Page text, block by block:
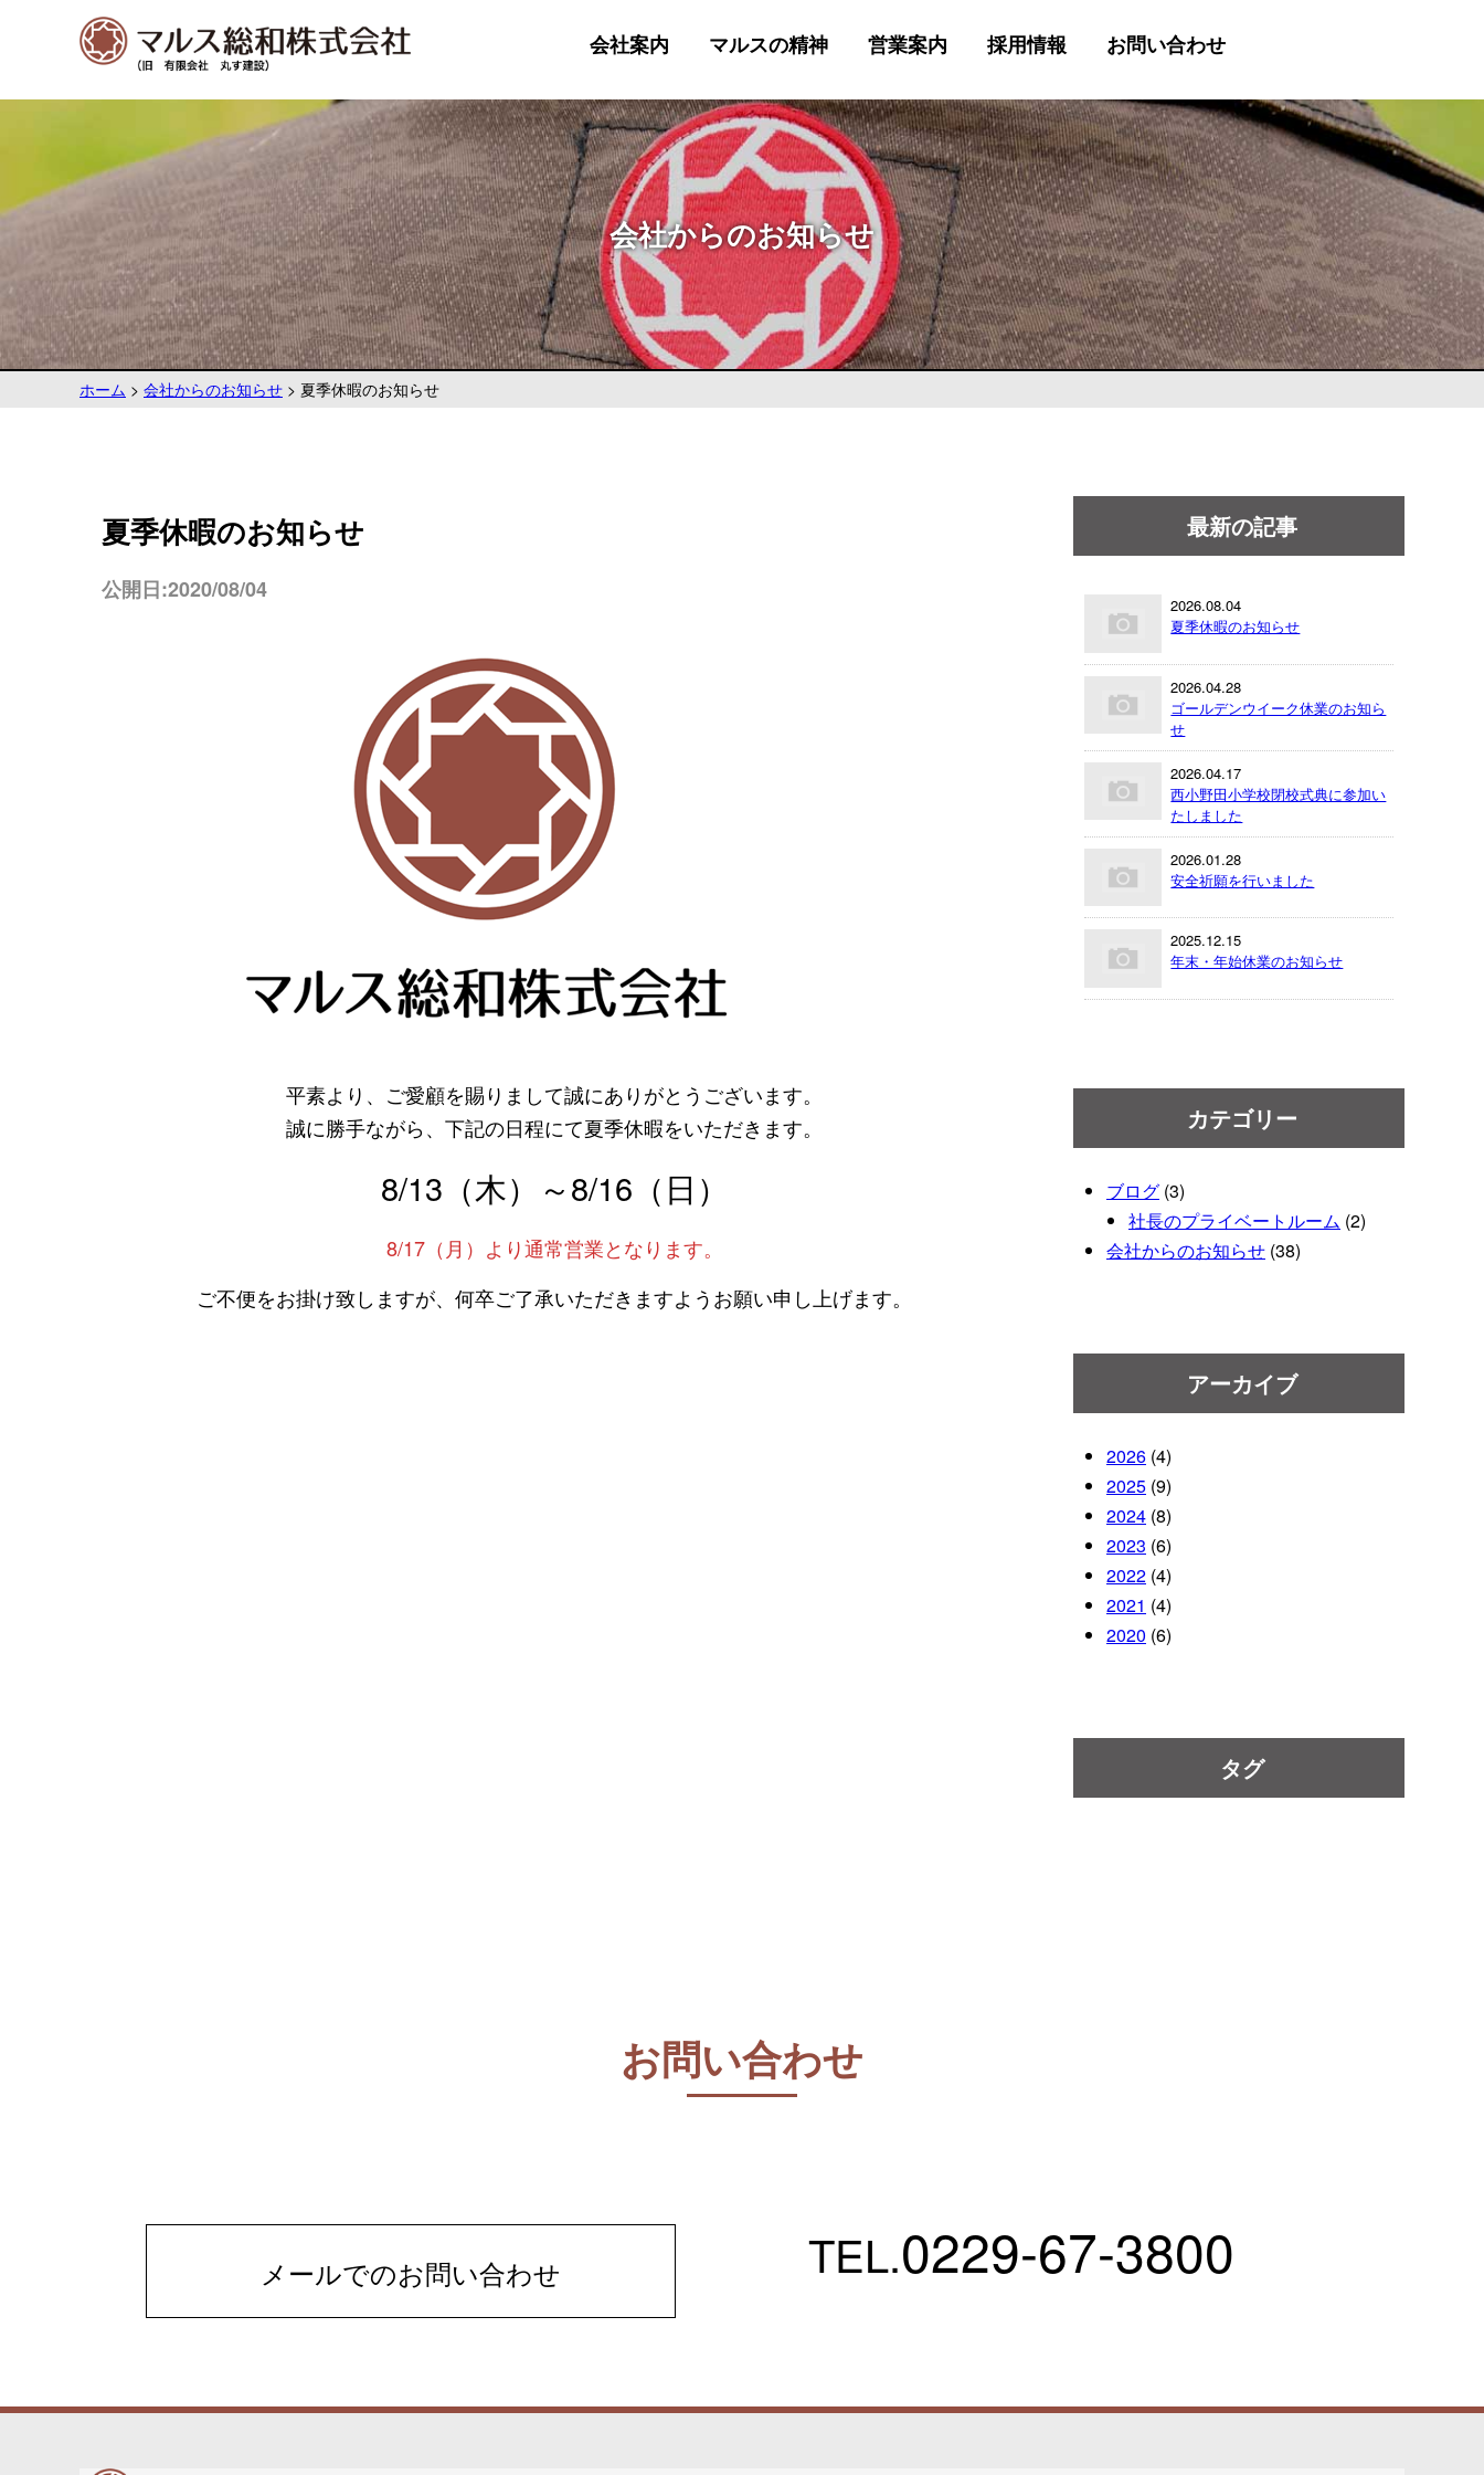
会社案内 マルスの精神 営業案内 採用情報 お問い合わせ
会社からのお知らせ
ホーム > 会社からのお知らせ > 夏季休暇のお知らせ
夏季休暇のお知らせ
公開日:2020/08/04
平素より、ご愛顧を賜りまして誠にありがとうございます。
誠に勝手ながら、下記の日程にて夏季休暇をいただきます。
8/13（木）～8/16（日）
8/17（月）より通常営業となります。
ご不便をお掛け致しますが、何卒ご了承いただきますようお願い申し上げます。
最新の記事
2026.08.04
夏季休暇のお知らせ
2026.04.28
ゴールデンウイーク休業のお知ら
せ
2026.04.17
西小野田小学校閉校式典に参加い
たしました
2026.01.28
安全祈願を行いました
2025.12.15
年末・年始休業のお知らせ
カテゴリー
ブログ (3)
社長のプライベートルーム (2)
会社からのお知らせ (38)
アーカイブ
2026 (4)
2025 (9)
2024 (8)
2023 (6)
2022 (4)
2021 (4)
2020 (6)
タグ
お問い合わせ
メールでのお問い合わせ TEL.0229-67-3800